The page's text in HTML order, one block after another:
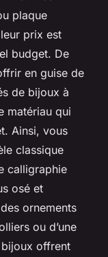
plaque
prix est
budget. De
en guise de
de bijoux à
matériau qui
Ainsi, vous
classique
calligraphie
osé et
ornements
ou d’une
offrent